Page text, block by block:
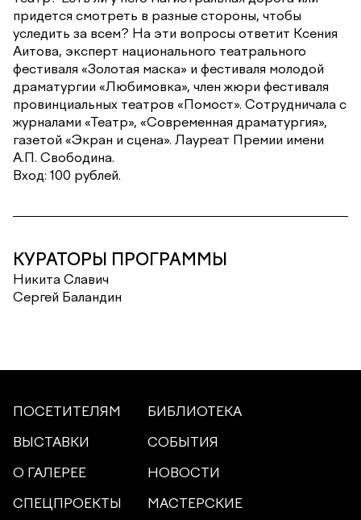
придется смотреть в разные стороны, чтобы
уследить за всем? На эти вопросы ответит Ксения
Аитова, эксперт национального театрального
фестиваля «Золотая маска» и фестиваля молодой
драматургии «Любимовка», член жюри фестиваля
провинциальных театров «Помост». Сотрудничала с
журналами «Театр», «Современная драматургия»,
газетой «Экран и сцена». Лауреат Премии имени
А.П. Свободина.
Вход: 100 рублей.
КУРАТОРЫ ПРОГРАММЫ
Никита Славич
Сергей Баландин
ПОСЕТИТЕЛЯМ
БИБЛИОТЕКА
ВЫСТАВКИ
СОБЫТИЯ
О ГАЛЕРЕЕ
НОВОСТИ
СПЕЦПРОЕКТЫ
МАСТЕРСКИЕ